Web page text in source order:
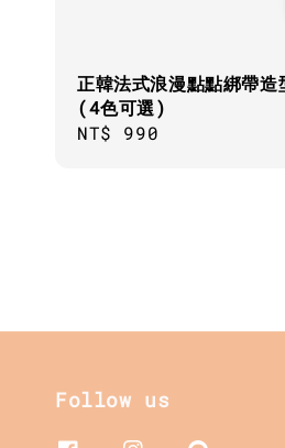
正韓法式浪漫點點綁帶造
(4色可選)
Regular
NT$ 990
Follow us